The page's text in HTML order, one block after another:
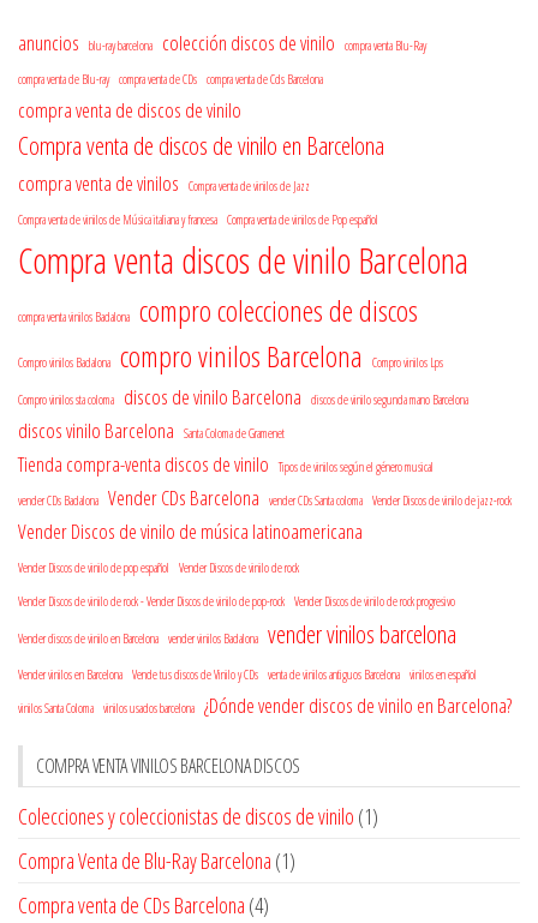
anuncios blu-ray barcelona colección discos de vinilo
compra venta Blu-Ray
compra venta de Blu-ray compra venta de CDs compra venta de Cds Barcelona
compra venta de discos de vinilo
Compra venta de discos de vinilo en Barcelona
compra venta de vinilos
Compra venta de vinilos de Jazz
Compra venta de vinilos de Música italiana y francesa Compra venta de vinilos de Pop español
Compra venta discos de vinilo Barcelona
compra venta vinilos Badalona compro colecciones de discos
Compro vinilos Badalona compro vinilos Barcelona Compro vinilos Lps
Compro vinilos sta coloma discos de vinilo Barcelona discos de vinilo segunda mano Barcelona
discos vinilo Barcelona Santa Coloma de Gramenet
Tienda compra-venta discos de vinilo
Tipos de vinilos según el género musical
vender CDs Badalona Vender CDs Barcelona vender CDs Santa coloma Vender Discos de vinilo de jazz-rock
Vender Discos de vinilo de música latinoamericana
Vender Discos de vinilo de pop español
Vender Discos de vinilo de rock
Vender Discos de vinilo de rock - Vender Discos de vinilo de pop-rock Vender Discos de vinilo de rock progresivo
Vender discos de vinilo en Barcelona vender vinilos Badalona vender vinilos barcelona
Vender vinilos en Barcelona Vende tus discos de Vinilo y CDs venta de vinilos antiguos Barcelona vinilos en español
vinilos Santa Coloma vinilos usados barcelona ¿Dónde vender discos de vinilo en Barcelona?
COMPRA VENTA VINILOS BARCELONA DISCOS
Colecciones y coleccionistas de discos de vinilo (1)
Compra Venta de Blu-Ray Barcelona (1)
Compra venta de CDs Barcelona (4)